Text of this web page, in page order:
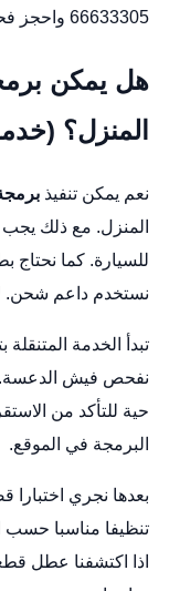
66633305 واحجز فحصا دقيقا.
هل يمكن
المنزل؟
نعم يمكن تنفيذ
المنزل. مع ذلك
للسيارة. كما نحتاج
نستخدم داعم شحن.
تبدأ الخدمة
نفحص فيش الدعسة.
حية للتأكد من
البرمجة في الموقع.
بعدها نجري اختبارا
تنظيفا مناسبا حسب
اذا اكتشفنا عطل